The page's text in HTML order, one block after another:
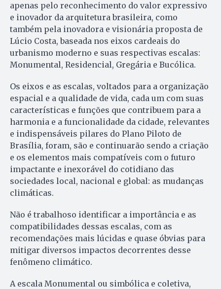
apenas pelo reconhecimento do valor expressivo
e inovador da arquitetura brasileira, como
também pela inovadora e visionária proposta de
Lúcio Costa, baseada nos eixos cardeais do
urbanismo moderno e suas respectivas escalas:
Monumental, Residencial, Gregária e Bucólica.
Os eixos e as escalas, voltados para a organização
espacial e a qualidade de vida, cada um com suas
características e funções que contribuem para a
harmonia e a funcionalidade da cidade, relevantes
e indispensáveis pilares do Plano Piloto de
Brasília, foram, são e continuarão sendo a criação
e os elementos mais compatíveis com o futuro
impactante e inexorável do cotidiano das
sociedades local, nacional e global: as mudanças
climáticas.
Não é trabalhoso identificar a importância e as
compatibilidades dessas escalas, com as
recomendações mais lúcidas e quase óbvias para
mitigar diversos impactos decorrentes desse
fenômeno climático.
A escala Monumental ou simbólica e coletiva,